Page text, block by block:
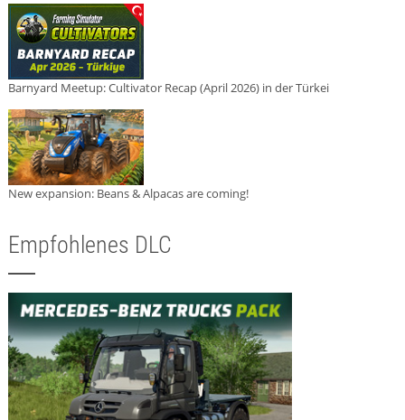
Barnyard Meetup: Cultivator Recap (April 2026) in der Türkei
New expansion: Beans & Alpacas are coming!
Empfohlenes DLC